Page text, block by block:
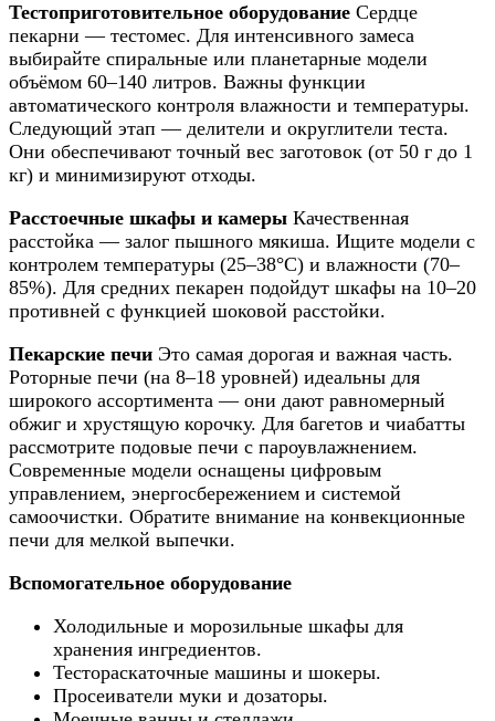
Тестоприготовительное оборудование Сердце
пекарни — тестомес. Для интенсивного замеса
выбирайте спиральные или планетарные модели
объёмом 60–140 литров. Важны функции
автоматического контроля влажности и температуры.
Следующий этап — делители и округлители теста.
Они обеспечивают точный вес заготовок (от 50 г до 1
кг) и минимизируют отходы.
Расстоечные шкафы и камеры Качественная
расстойка — залог пышного мякиша. Ищите модели с
контролем температуры (25–38°C) и влажности (70–
85%). Для средних пекарен подойдут шкафы на 10–20
противней с функцией шоковой расстойки.
Пекарские печи Это самая дорогая и важная часть.
Роторные печи (на 8–18 уровней) идеальны для
широкого ассортимента — они дают равномерный
обжиг и хрустящую корочку. Для багетов и чиабатты
рассмотрите подовые печи с пароувлажнением.
Современные модели оснащены цифровым
управлением, энергосбережением и системой
самоочистки. Обратите внимание на конвекционные
печи для мелкой выпечки.
Вспомогательное оборудование
Холодильные и морозильные шкафы для
хранения ингредиентов.
Тестораскаточные машины и шокеры.
Просеиватели муки и дозаторы.